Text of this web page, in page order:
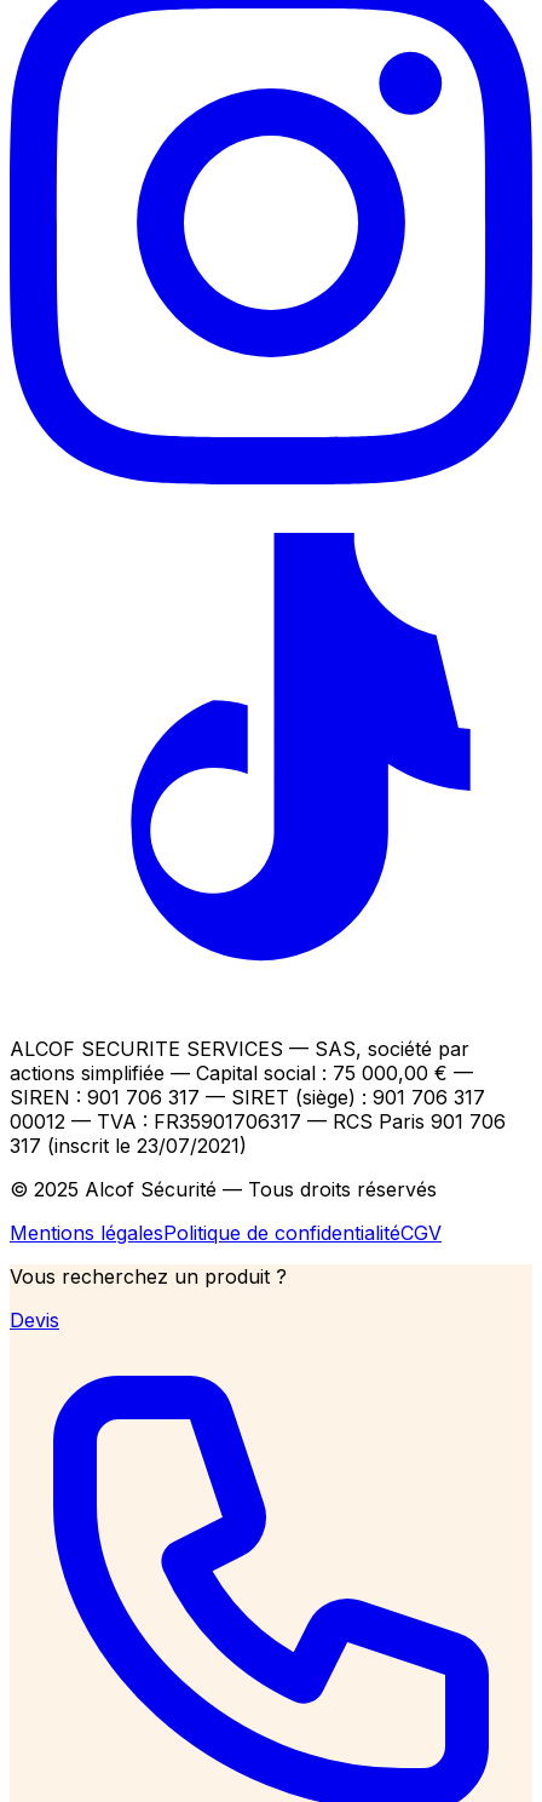
ALCOF SECURITE SERVICES — SAS, société par
actions simplifiée — Capital social : 75 000,00 € —
SIREN : 901 706 317 — SIRET (siège) : 901 706 317
00012 — TVA : FR35901706317 — RCS Paris 901 706
317 (inscrit le 23/07/2021)
© 2025 Alcof Sécurité — Tous droits réservés
Mentions légalesPolitique de confidentialitéCGV
Vous recherchez un produit ?
Devis